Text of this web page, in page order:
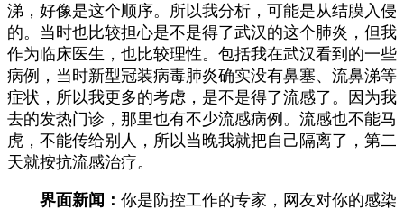
涕，好像是这个顺序。所以我分析，可能是从结膜入侵
的。当时也比较担心是不是得了武汉的这个肺炎，但我
作为临床医生，也比较理性。包括我在武汉看到的一些
病例，当时新型冠装病毒肺炎确实没有鼻塞、流鼻涕等
症状，所以我更多的考虑，是不是得了流感了。因为我
去的发热门诊，那里也有不少流感病例。流感也不能马
虎，不能传给别人，所以当晚我就把自己隔离了，第二
天就按抗流感治疗。
界面新闻： 你是防控工作的专家，网友对你的感染